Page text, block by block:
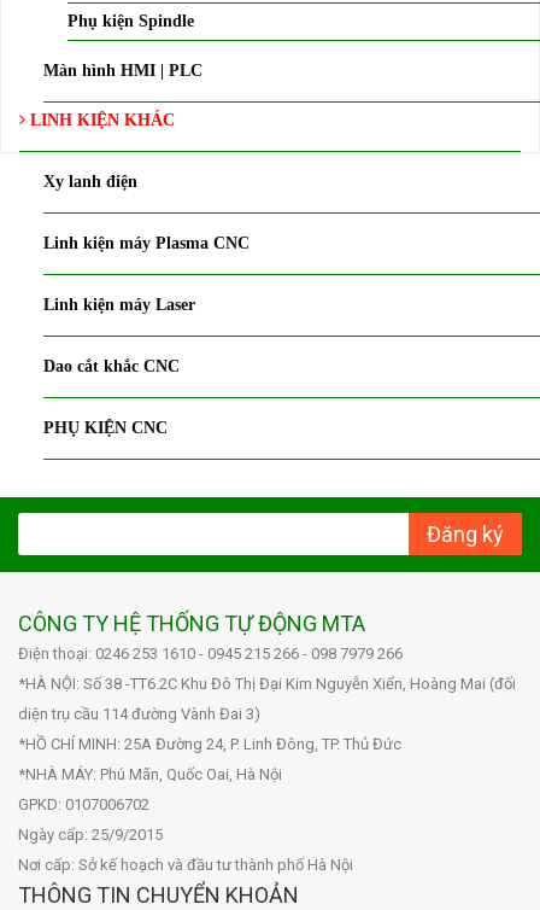
Phụ kiện Spindle
Màn hình HMI | PLC
LINH KIỆN KHÁC
Xy lanh điện
Linh kiện máy Plasma CNC
Linh kiện máy Laser
Dao cắt khắc CNC
PHỤ KIỆN CNC
Đăng ký
CÔNG TY HỆ THỐNG TỰ ĐỘNG MTA
Điện thoại: 0246 253 1610 - 0945 215 266 - 098 7979 266
*HÀ NỘI: Số 38 -TT6.2C Khu Đô Thị Đại Kim Nguyễn Xiển, Hoàng Mai (đối
diện trụ cầu 114 đường Vành Đai 3)
*HỒ CHÍ MINH: 25A Đường 24, P. Linh Đông, TP. Thủ Đức
*NHÀ MÁY: Phú Mãn, Quốc Oai, Hà Nội
GPKD: 0107006702
Ngày cấp: 25/9/2015
Nơi cấp: Sở kế hoạch và đầu tư thành phố Hà Nội
THÔNG TIN CHUYỂN KHOẢN